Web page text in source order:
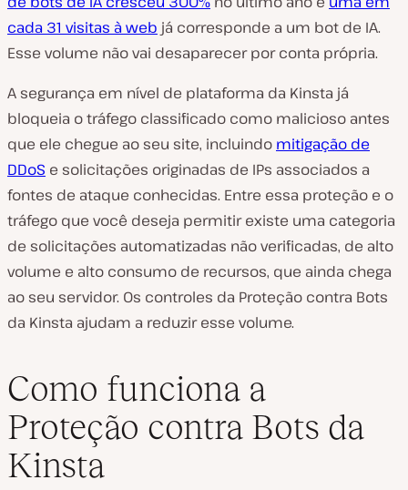
cada 31 visitas à web já corresponde a um bot de IA.
Esse volume não vai desaparecer por conta própria.
A segurança em nível de plataforma da Kinsta já
bloqueia o tráfego classificado como malicioso antes
que ele chegue ao seu site, incluindo mitigação de
DDoS e solicitações originadas de IPs associados a
fontes de ataque conhecidas. Entre essa proteção e o
tráfego que você deseja permitir existe uma categoria
de solicitações automatizadas não verificadas, de alto
volume e alto consumo de recursos, que ainda chega
ao seu servidor. Os controles da Proteção contra Bots
da Kinsta ajudam a reduzir esse volume.
Como funciona a
Proteção contra Bots da
Kinsta